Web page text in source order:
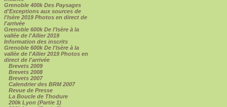
Grenoble 400k Des Paysages
d'Exceptions aux sources de
l'Isère 2019 Photos en direct de
l'arrivée
Grenoble 600k De l'Isère à la
vallée de l'Allier 2019
Information des inscrits
Grenoble 600k De l'Isère à la
vallée de l'Allier 2019 Photos en
direct de l'arrivée
Brevets 2009
Brevets 2008
Brevets 2007
Calendrier des BRM 2007
Revue de Presse
La Boucle de Thodure
200k Lyon (Partie 1)